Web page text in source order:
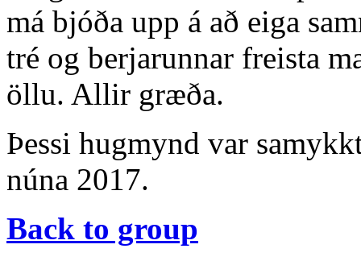
má bjóða upp á að eiga
tré og berjarunnar freista
öllu. Allir græða.
Þessi hugmynd var
núna 2017.
Back to group